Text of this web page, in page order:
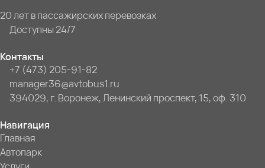
20 лет в пассажирских перевозках
Доступны 24/7
Контакты
+7 (473) 205-91-82
manager36@avtobus1.ru
394029, г. Воронеж, Ленинский проспект, 15, оф. 310
Навигация
Главная
Автопарк